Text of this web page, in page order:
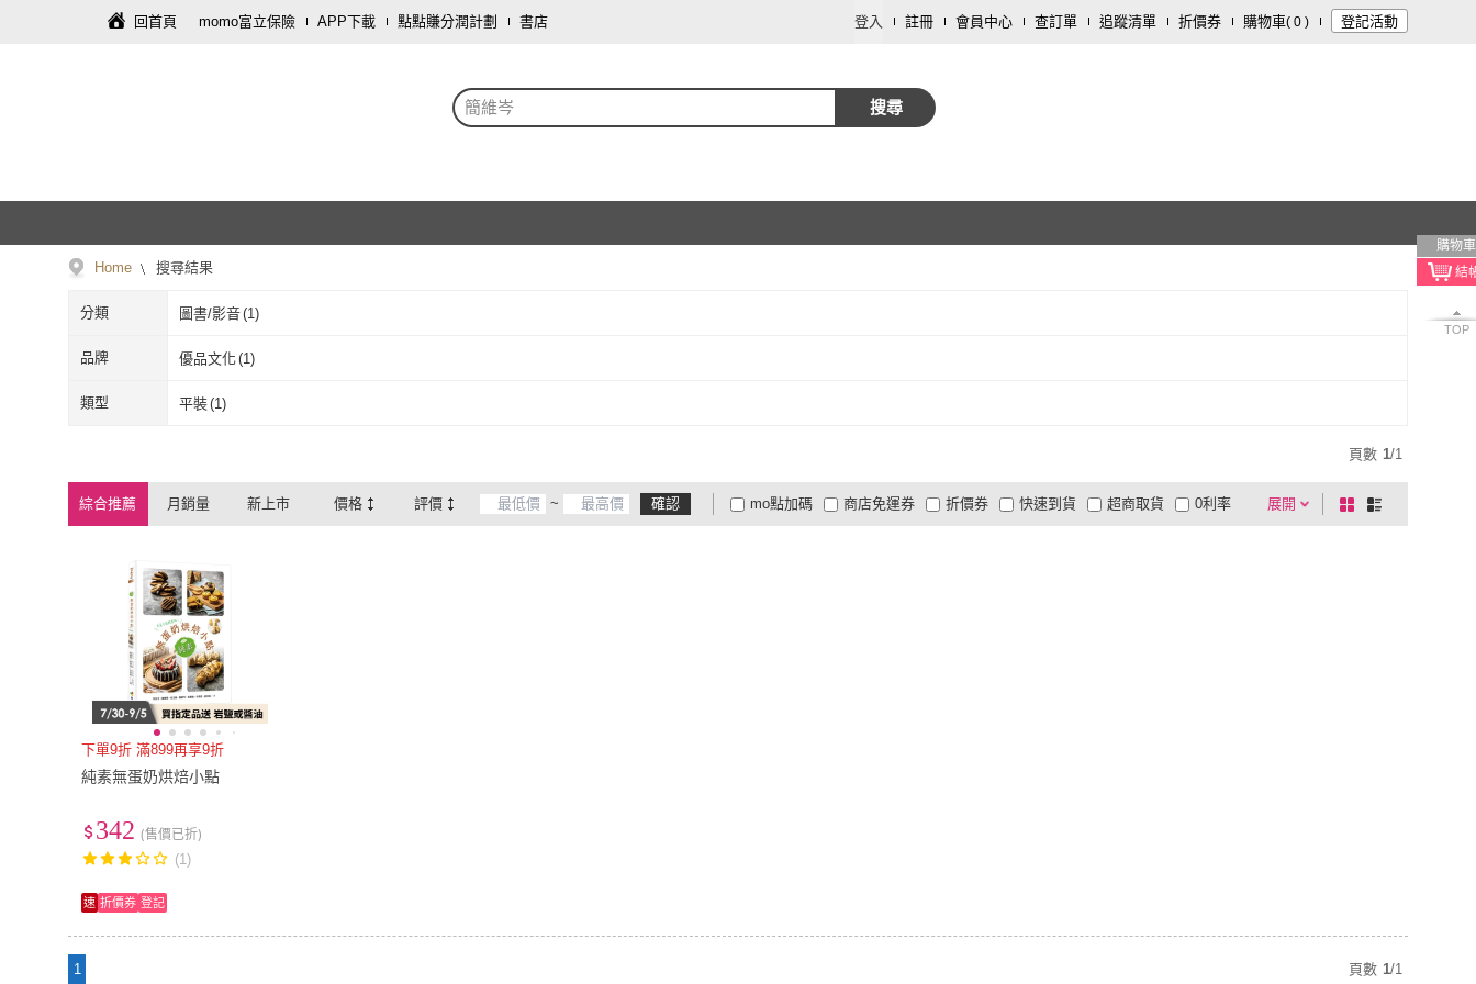
回首頁 momo富立保險 APP下載 點點賺分潤計劃 書店 登入 註冊 會員中心 查訂單 追蹤清單 折價券 購物車( 0 ) 登記活動
簡維岑 搜尋
購物車
TOP
Home 搜尋結果
分類 圖書/影音(1)
品牌 優品文化(1)
優品文化
類型 平裝(1)
頁數 1/1
綜合推薦 月銷量 新上市 價格 評價 ~ 確認 展開
折價券
有影片
商品有量 電視購物
mo點加碼 快速到貨 超商取貨
大家電安心配
大家電快配
商店免運券 0利率
棋
盤
列
下單9折 滿899再享9折
純素無蛋奶烘焙小點
342 (售價已折)
(1)
速 折價券 登記
1 頁數 1/1